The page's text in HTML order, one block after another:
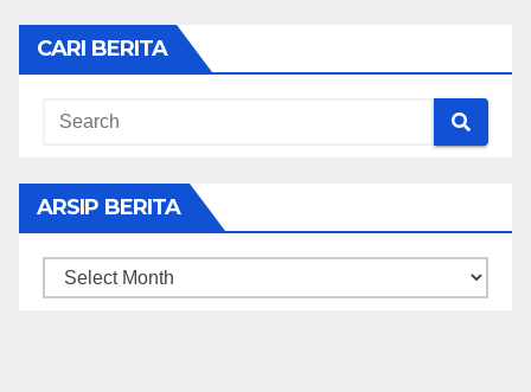
CARI BERITA
ARSIP BERITA
ARSIP